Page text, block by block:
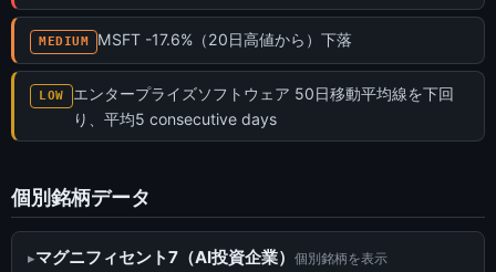
MEDIUM MSFT -17.6%（20日高値から）下落
LOW
エンタープライズソフトウェア 50日移動平均線を下回
り、平均5 consecutive days
個別銘柄データ
マグニフィセント7（AI投資企業） 個別銘柄を表示